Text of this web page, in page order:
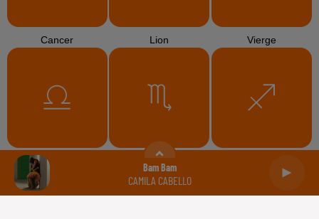
Bam Bam
CAMILA CABELLO
Cancer Lion Vierge
Balance Scorpion